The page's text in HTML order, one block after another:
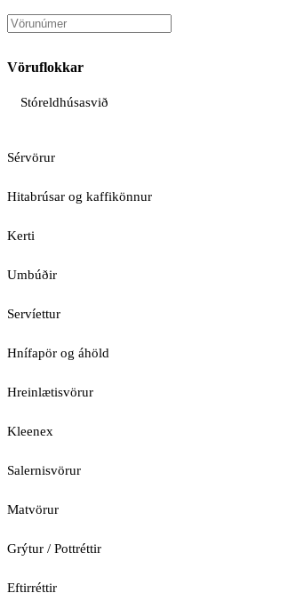
Vöruflokkar
Stóreldhúsasvið
Sérvörur
Hitabrúsar og kaffikönnur
Kerti
Umbúðir
Servíettur
Hnífapör og áhöld
Hreinlætisvörur
Kleenex
Salernisvörur
Matvörur
Grýtur / Pottréttir
Eftirréttir